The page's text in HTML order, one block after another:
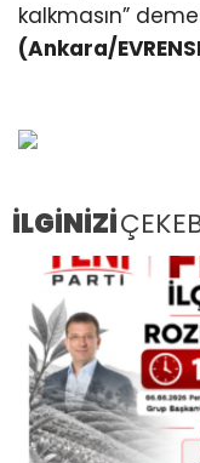
kalkmasın”
(Ankara/
İLGİNİZİ